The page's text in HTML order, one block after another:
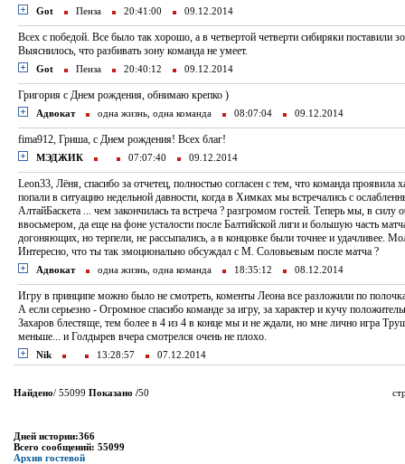
Got Пенза 20:41:00 09.12.2014
Всех с победой. Все было так хорошо, а в четвертой четверти сибиряки поставили
Выяснилось, что разбивать зону команда не умеет.
Got Пенза 20:40:12 09.12.2014
Григория с Днем рождения, обнимаю крепко )
Адвокат одна жизнь, одна команда 08:07:04 09.12.2014
fima912, Гриша, с Днем рождения! Всех благ!
МЭДЖИК 07:07:40 09.12.2014
Leon33, Лёня, спасибо за отчетец, полностью согласен с тем, что команда проявила
попали в ситуацию недельной давности, когда в Химках мы встречались с
АлтайБаскета ... чем закончилась та встреча ? разгромом гостей. Теперь мы, в силу
ввосьмером, да еще на фоне усталости после Балтийской лиги и большую часть
догоняющих, но терпели, не рассыпались, а в концовке были точнее и удачливее.
Интересно, что ты так эмоционально обсуждал с М. Соловьевым после матча ?
Адвокат одна жизнь, одна команда 18:35:12 08.12.2014
Игру в принципе можно было не смотреть, коменты Леона все разложили по
А если серьезно - Огромное спасибо команде за игру, за характер и кучу
Захаров блестяще, тем более в 4 из 4 в конце мы и не ждали, но мне лично игра
меньше... и Голдырев вчера смотрелся очень не плохо.
Nik 13:28:57 07.12.2014
Найдено/ 55099 Показано /50
Дней истории:366
Всего сообщений: 55099
Архив гостевой